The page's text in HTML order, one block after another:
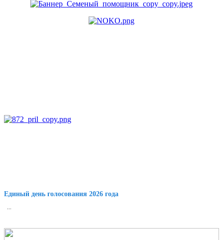
Единый день голосования 2026 года
...